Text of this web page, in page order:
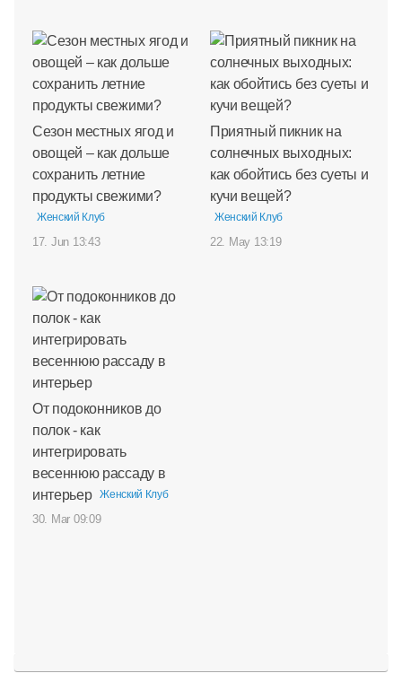
Сезон местных ягод и
овощей – как дольше
сохранить летние
продукты свежими?
Женский Клуб
17. Jun 13:43
Приятный пикник на
солнечных выходных:
как обойтись без суеты и
кучи вещей?
Женский Клуб
22. May 13:19
От подоконников до
полок - как
интегрировать
весеннюю рассаду в
интерьер
Женский Клуб
30. Mar 09:09